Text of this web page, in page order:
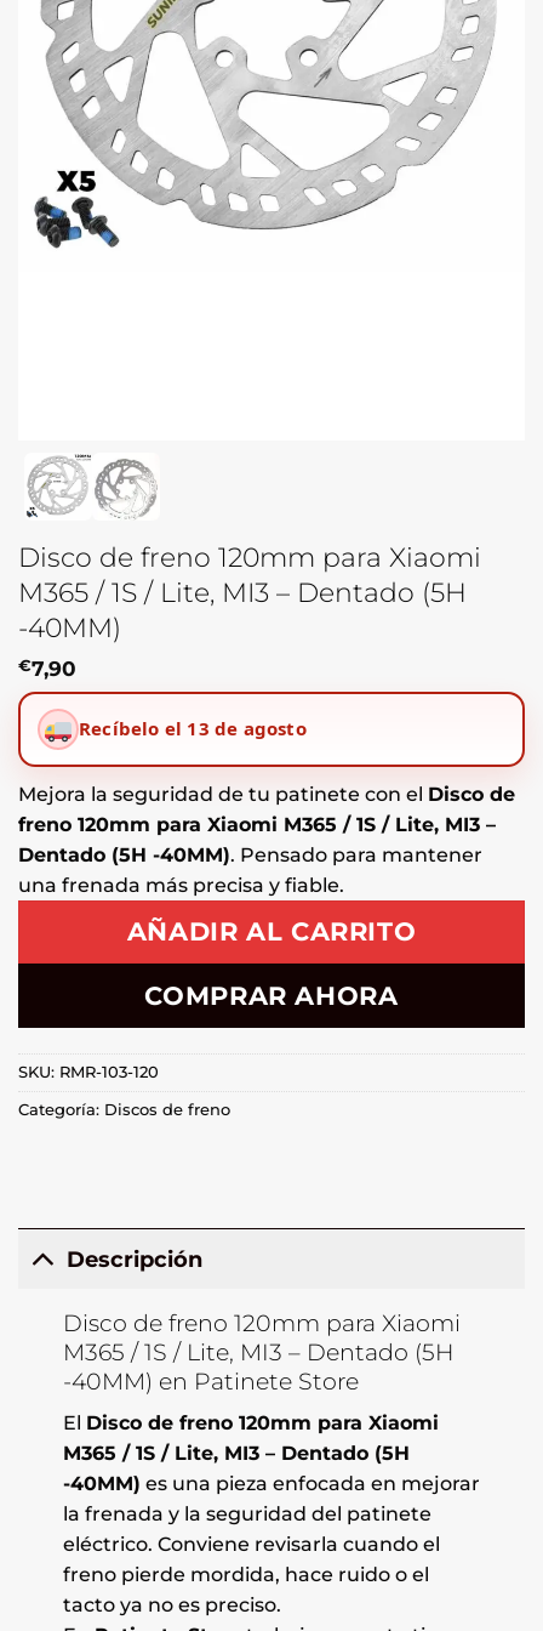
Disco de freno 120mm para Xiaomi
M365 / 1S / Lite, MI3 – Dentado (5H
-40MM)
€7,90
Recíbelo el 13 de agosto
Mejora la seguridad de tu patinete con el Disco de
freno 120mm para Xiaomi M365 / 1S / Lite, MI3 –
Dentado (5H -40MM). Pensado para mantener
una frenada más precisa y fiable.
AÑADIR AL CARRITO
COMPRAR AHORA
SKU: RMR-103-120
Categoría: Discos de freno
Descripción
Disco de freno 120mm para Xiaomi
M365 / 1S / Lite, MI3 – Dentado (5H
-40MM) en Patinete Store
El Disco de freno 120mm para Xiaomi
M365 / 1S / Lite, MI3 – Dentado (5H
-40MM) es una pieza enfocada en mejorar
la frenada y la seguridad del patinete
eléctrico. Conviene revisarla cuando el
freno pierde mordida, hace ruido o el
tacto ya no es preciso.